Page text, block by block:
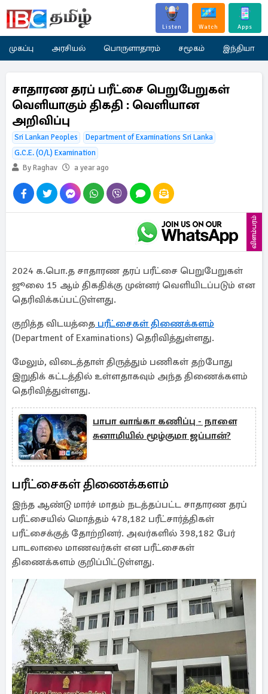
Listen Watch Apps
முகப்பு அரசியல் பொருளாதாரம் சமூகம் இந்தியா
சாதாரண தரப் பரீட்சை பெறுபேறுகள்
வெளியாகும் திகதி : வெளியான
அறிவிப்பு
Sri Lankan Peoples
Department of Examinations Sri Lanka
G.C.E. (O/L) Examination
By Raghav
a year ago
விளம்பரம்
2024 க.பொ.த சாதாரண தரப் பரீட்சை பெறுபேறுகள்
ஜூலை 15 ஆம் திகதிக்கு முன்னர் வெளியிடப்படும் என
தெரிவிக்கப்பட்டுள்ளது.
குறித்த விடயத்தை பரீட்சைகள் திணைக்களம்
(Department of Examinations) தெரிவித்துள்ளது.
மேலும், விடைத்தாள் திருத்தும் பணிகள் தற்போது
இறுதிக் கட்டத்தில் உள்ளதாகவும் அந்த திணைக்களம்
தெரிவித்துள்ளது.
பாபா வாங்கா கணிப்பு - நாளை
சுனாமியில் மூழ்குமா ஜப்பான்?
பரீட்சைகள் திணைக்களம்
இந்த ஆண்டு மார்ச் மாதம் நடத்தப்பட்ட சாதாரண தரப்
பரீட்சையில் மொத்தம் 478,182 பரீட்சார்த்திகள்
பரீட்சைக்குத் தோற்றினர். அவர்களில் 398,182 பேர்
பாடலாலை மாணவர்கள் என பரீட்சைகள்
திணைக்களம் குறிப்பிட்டுள்ளது.